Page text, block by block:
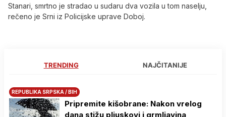
Stanari, smrtno je stradao u sudaru dva vozila u tom naselju,
rečeno je Srni iz Policijske uprave Doboj.
TRENDING NAJČITANIJE
REPUBLIKA SRPSKA / BIH
Pripremite kišobrane: Nakon vrelog
dana stižu pljuskovi i grmljavina